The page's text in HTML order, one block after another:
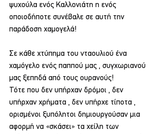
ψυχούλα ενός Καλλονιάτη η ενός
οποιοδήποτε συνέβαλε σε αυτή την
παράδοση χαμογελά!
Σε κάθε χτύπημα του νταουλιού ένα
χαμόγελο ενός παππού μας , συγχωριανού
μας ξεπηδά από τους ουρανούς!
Τότε που δεν υπήρχαν δρόμοι , δεν
υπήρχαν χρήματα , δεν υπήρχε τίποτα ,
ορισμένοι ξυπόλητοι δημιουργούσαν μια
αφορμή να «σκάσει» τα χείλη των